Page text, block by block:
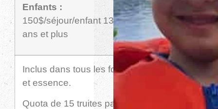
Enfants :
150$/séjour/enfant 13
ans et plus
Enfants :
125$/séjour/enfant
ans et plus
Inclus dans tous les forfaits: embarcation,
et essence.
Quota de 15 truites par permis.